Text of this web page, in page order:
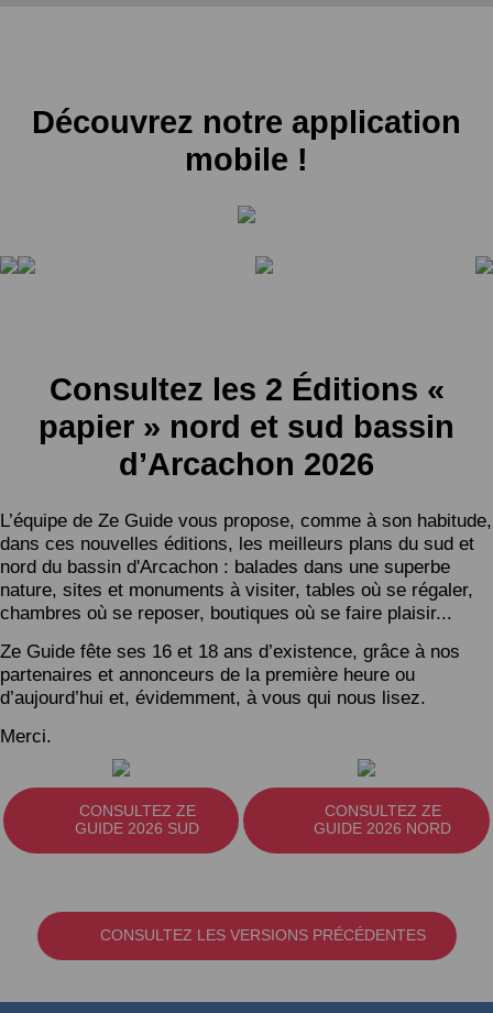
Découvrez notre application
mobile !
Consultez les 2 Éditions «
papier » nord et sud bassin
d’Arcachon 2026
L’équipe de Ze Guide vous propose, comme à son habitude,
dans ces nouvelles éditions, les meilleurs plans du sud et
nord du bassin d'Arcachon : balades dans une superbe
nature, sites et monuments à visiter, tables où se régaler,
chambres où se reposer, boutiques où se faire plaisir...
Ze Guide fête ses 16 et 18 ans d’existence, grâce à nos
partenaires et annonceurs de la première heure ou
d’aujourd’hui et, évidemment, à vous qui nous lisez.
Merci.
CONSULTEZ ZE
GUIDE 2026 SUD
CONSULTEZ ZE
GUIDE 2026 NORD
CONSULTEZ LES VERSIONS PRÉCÉDENTES